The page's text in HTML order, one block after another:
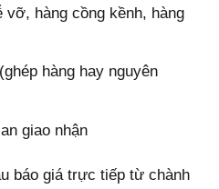
vỡ, hàng cồng kềnh, hàng
hàng hay nguyên
giao nhận
báo giá trực tiếp từ chành